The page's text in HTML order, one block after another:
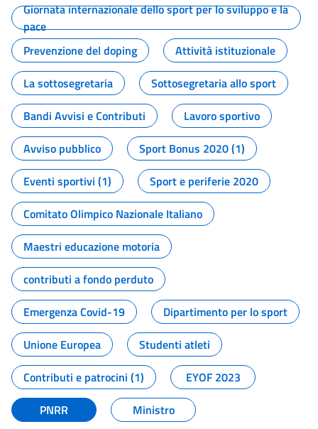
Giornata internazionale dello sport per lo sviluppo e la
pace
Prevenzione del doping
Attività istituzionale
La sottosegretaria
Sottosegretaria allo sport
Bandi Avvisi e Contributi
Lavoro sportivo
Avviso pubblico
Sport Bonus 2020 (1)
Eventi sportivi (1)
Sport e periferie 2020
Comitato Olimpico Nazionale Italiano
Maestri educazione motoria
contributi a fondo perduto
Emergenza Covid-19
Dipartimento per lo sport
Unione Europea
Studenti atleti
Contributi e patrocini (1)
EYOF 2023
PNRR
Ministro